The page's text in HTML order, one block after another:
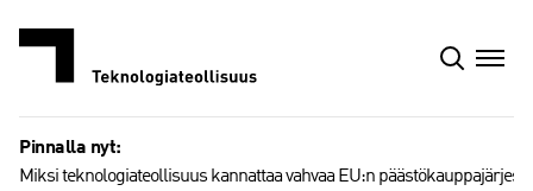
Pinnalla nyt:
Miksi teknologiateollisuus kannattaa vahvaa EU:n